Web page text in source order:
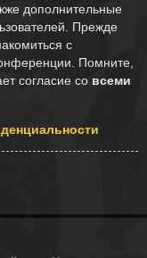
дополнительные
Прежде
с
Помните,
согласие со всеми